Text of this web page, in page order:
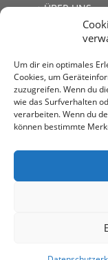
Um dir ein optimales
Cookies, um
zuzugreifen. Wenn du
wie das Surfverhalten
verarbeiten. Wenn du
können bestimmte
ÜBER UNS
KONTAKT
E: